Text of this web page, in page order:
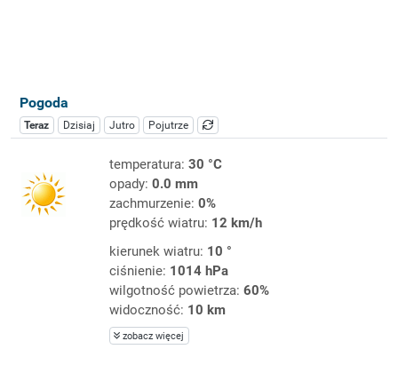
Pogoda
Teraz Dzisiaj Jutro Pojutrze
temperatura: 30 °C
opady: 0.0 mm
zachmurzenie: 0%
prędkość wiatru: 12 km/h
kierunek wiatru: 10 °
ciśnienie: 1014 hPa
wilgotność powietrza: 60%
widoczność: 10 km
zobacz więcej